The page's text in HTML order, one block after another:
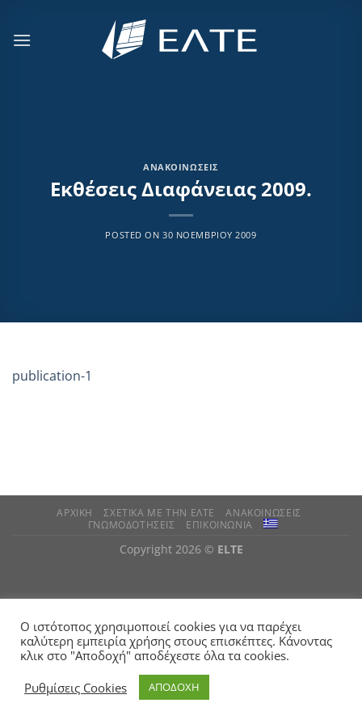
περιεχόμενο
ΑΝΑΚΟΙΝΏΣΕΙΣ
Εκθέσεις Διαφάνειας 2009.
POSTED ON30 ΝΟΕΜΒΡΊΟΥ 2009
publication-1
ΑΡΧΙΚΗ ΣΧΕΤΙΚΑ ΜΕ ΤΗΝ ΕΛΤΕ
ΑΝΑΚΟΙΝΩΣΕΙΣ
ΓΝΩΜΟΔΟΤΗΣΕΙΣ
ΕΠΙΚΟΙΝΩΝΙΑ
Copyright 2026 © ELTE
Ο ιστότοπος χρησιμοποιεί cookies για να παρέχει
καλύτερη εμπειρία χρήσης στους επισκέπτες. Κάνοντας
κλικ στο "Αποδοχή" αποδέχεστε όλα τα cookies.
Ρυθμίσεις Cookies
ΑΠΟΔΟΧΗ